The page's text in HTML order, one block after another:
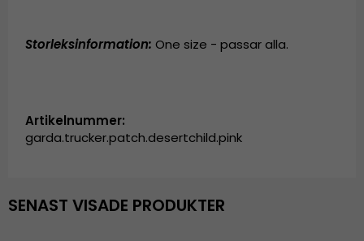
Storleksinformation: One size - passar alla.
Artikelnummer:
garda.trucker.patch.desertchild.pink
SENAST VISADE PRODUKTER